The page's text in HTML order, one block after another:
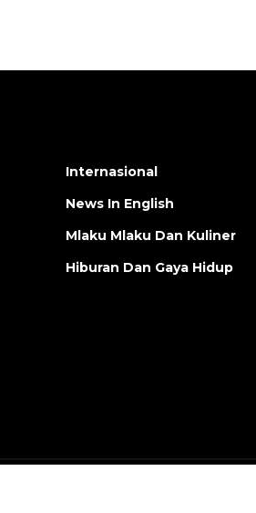
Internasional
News In English
Mlaku Mlaku Dan Kuliner
Hiburan Dan Gaya Hidup